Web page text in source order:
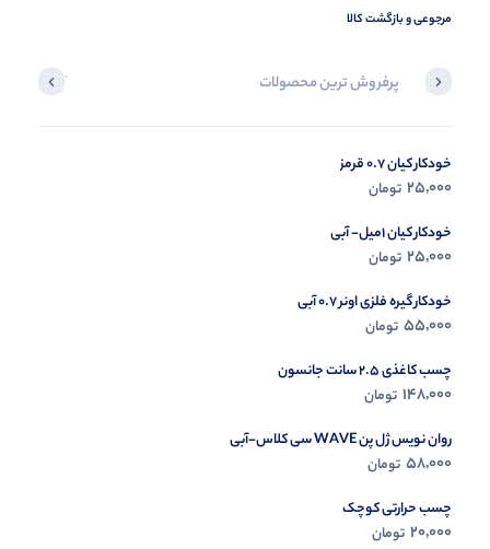
مرجوعی و بازگشت کالا
پرفروش ترین محصولات آخرین
خودکار کیان 0.7 قرمز
25,000 تومان
خودکار کیان 1میل- آبی
25,000 تومان
خودکار گیره فلزی اونر 0.7 آبی
55,000 تومان
چسب کاغذی 2.5 سانت جانسون
148,000 تومان
روان نویس ژل پن WAVE سی کلاس-آبی
58,000 تومان
چسب حرارتی کوچک
20,000 تومان